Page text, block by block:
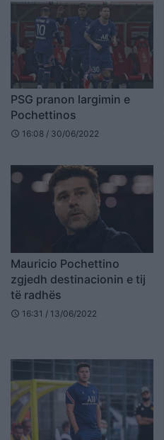
PSG pranon largimin e
Pochettinos
schedule 16:08 / 30/06/2022
Mauricio Pochettino
zgjedh destinacionin e tij
të radhës
schedule 16:31 / 13/06/2022